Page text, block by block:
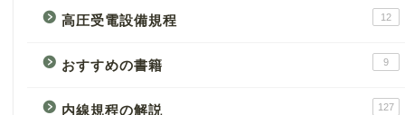
高圧受電設備規程 12
おすすめの書籍 9
内線規程の解説 127